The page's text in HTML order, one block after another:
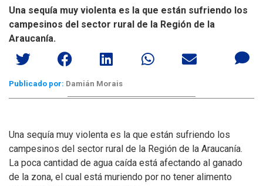
Una sequía muy violenta es la que están sufriendo los
campesinos del sector rural de la Región de la
Araucanía.
Publicado por: Damián Morais
Una sequía muy violenta es la que están sufriendo los
campesinos del sector rural de la Región de la Araucanía.
La poca cantidad de agua caída está afectando al ganado
de la zona, el cual está muriendo por no tener alimento